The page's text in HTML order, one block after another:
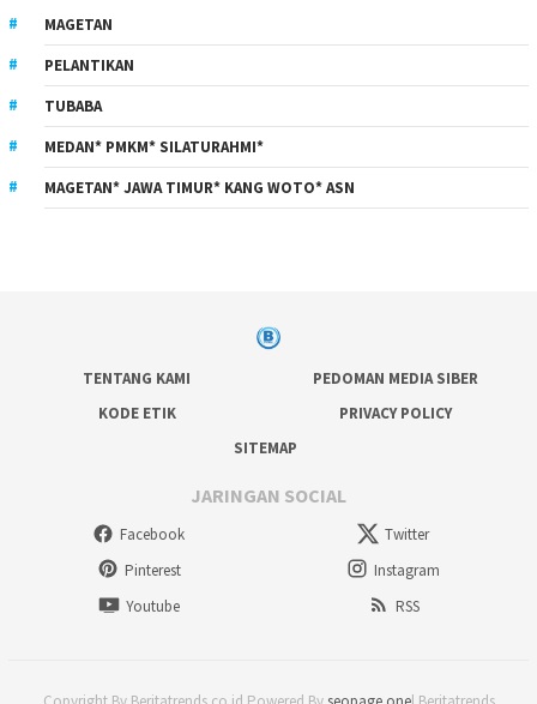
MAGETAN
PELANTIKAN
TUBABA
MEDAN* PMKM* SILATURAHMI*
MAGETAN* JAWA TIMUR* KANG WOTO* ASN
TENTANG KAMI
PEDOMAN MEDIA SIBER
KODE ETIK
PRIVACY POLICY
SITEMAP
JARINGAN SOCIAL
Facebook
Twitter
Pinterest
Instagram
Youtube
RSS